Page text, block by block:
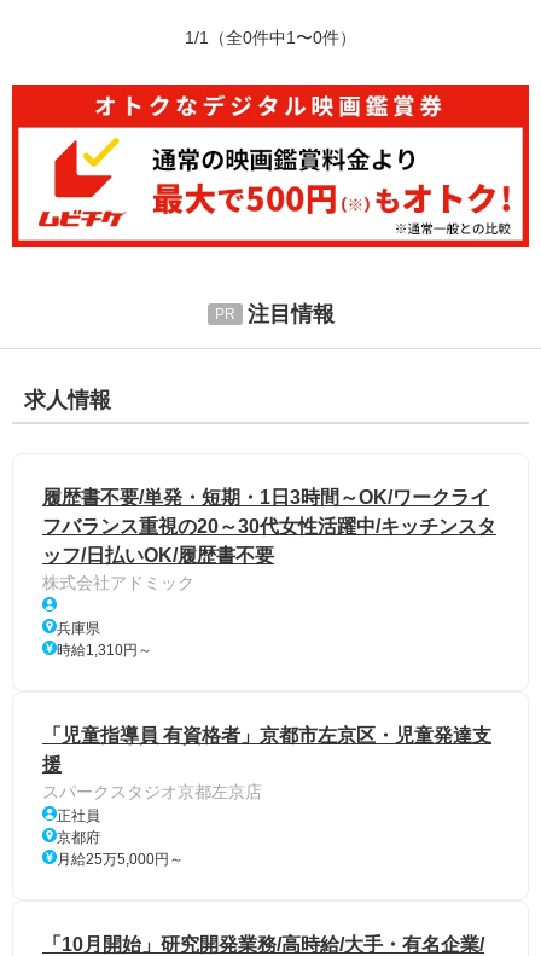
1/1 （全0件中1〜0件）
注目情報
求人情報
履歴書不要/単発・短期・1日3時間～OK/ワークライ
フバランス重視の20～30代女性活躍中/キッチンスタ
ッフ/日払いOK/履歴書不要
株式会社アドミック
兵庫県
時給1,310円～
「児童指導員 有資格者」京都市左京区・児童発達支
援
スパークスタジオ京都左京店
正社員
京都府
月給25万5,000円～
「10月開始」研究開発業務/高時給/大手・有名企業/